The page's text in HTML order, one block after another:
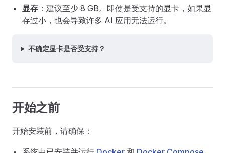
显存 ：建议至少 8 GB。即使是受支持的显卡，如果显
存过小，也会导致许多 AI 应用无法运行。
不确定显卡是否受支持？
开始之前
开始安装前，请确保：